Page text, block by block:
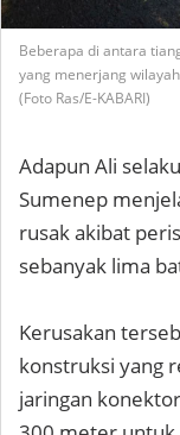
Beberapa di antara
yang menerjang
(Foto Ras/E-KABARI)
Adapun Ali
Sumenep
rusak akibat
sebanyak lima
Kerusakan
konstruksi yang
jaringan